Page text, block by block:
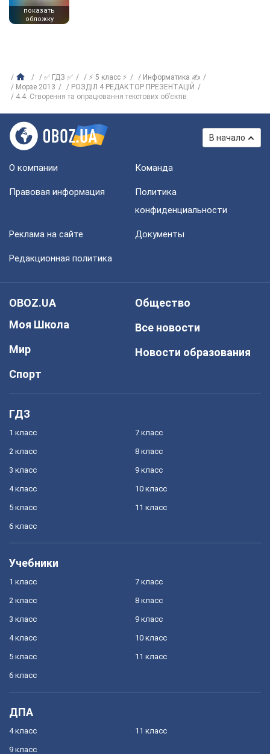
показать
обложку
✅ ГДЗ ✅ ⚡ 5 класс ⚡
Информатика ✍
Морзе 2013
РОЗДІЛ 4 РЕДАКТОР ПРЕЗЕНТАЦІЙ
4.4. Створення та опрацювання текстових об’єктів
В начало
О компании Команда
Правовая информация
Политика
конфиденциальности
Реклама на сайте Документы
Редакционная политика
OBOZ.UA
Моя Школа
Мир
Спорт
Общество
Все новости
Новости образования
ГДЗ
1 класс
2 класс
3 класс
4 класс
5 класс
6 класс
7 класс
8 класс
9 класс
10 класс
11 класс
Учебники
1 класс
2 класс
3 класс
4 класс
5 класс
6 класс
7 класс
8 класс
9 класс
10 класс
11 класс
ДПА
4 класс
9 класс
11 класс